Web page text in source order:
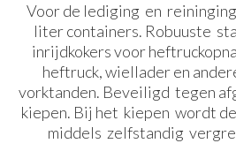
Voor de lediging en
liter containers. Robuuste
inrijdkokers voor
heftruck, wiellader en
vorktanden. Beveiligd tegen
kiepen. Bij het kiepen wordt
middels zelfstandig